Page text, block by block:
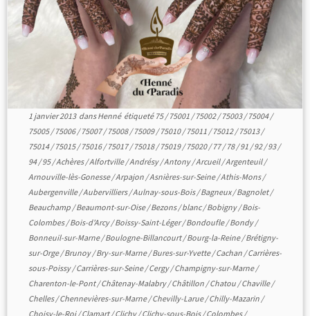
1 janvier 2013dansHenné étiqueté 75/75001 /75002/75003/75004/
75005/75006/75007/75008/75009/75010/75011 /75012/75013/
75014/75015/75016/75017/75018/75019/75020/77/78/91 /92/93/
94/95/Achères/Alfortville/Andrésy/Antony/Arcueil/Argenteuil/
Arnouville-lès-Gonesse/Arpajon /Asnières-sur-Seine/Athis-Mons/
Aubergenville/Aubervilliers/Aulnay-sous-Bois/Bagneux/Bagnolet/
Beauchamp /Beaumont-sur-Oise/Bezons/blanc/Bobigny/Bois-
Colombes/Bois-d'Arcy/Boissy-Saint-Léger/Bondoufle/Bondy/
Bonneuil-sur-Marne/Boulogne-Billancourt/Bourg-la-Reine/Brétigny-
sur-Orge/Brunoy/Bry-sur-Marne/Bures-sur-Yvette/Cachan /Carrières-
sous-Poissy/Carrières-sur-Seine/Cergy/Champigny-sur-Marne/
Charenton-le-Pont/Châtenay-Malabry/Châtillon /Chatou /Chaville/
Chelles/Chennevières-sur-Marne/Chevilly-Larue/Chilly-Mazarin /
Choisy-le-Roi/Clamart/Clichy/Clichy-sous-Bois/Colombes/